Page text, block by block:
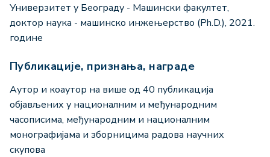
Универзитет у Београду - Машински факултет,
доктор наука - машинско инжењерство (Ph.D.), 2021.
године
Публикације, признања, награде
Аутор и коаутор на више од 40 публикација
објављених у националним и међународним
часописима, међународним и националним
монографијама и зборницима радова научних
скупова